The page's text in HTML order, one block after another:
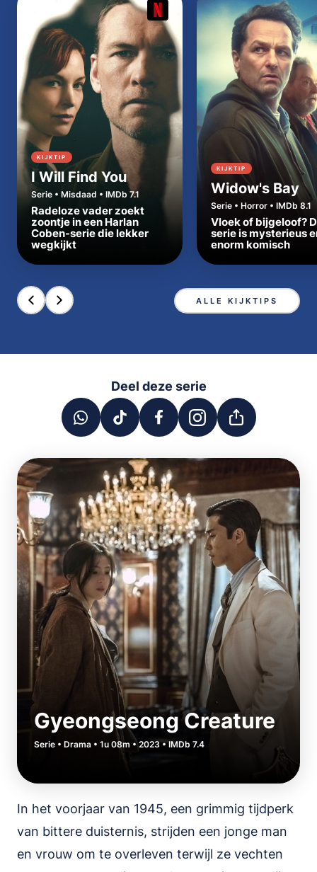
KIJKTIP
I Will Find You
Serie • Misdaad • IMDb 7.1
Radeloze vader zoekt
zoontje in een Harlan
Coben-serie die lekker
wegkijkt
KIJKTIP
Widow's Bay
Serie • Horror • IMDb 8.1
Vloek of bijgeloof?
serie is mysterieus
enorm komisch
ALLE KIJKTIPS
Deel deze serie
Gyeongseong Creature
Serie • Drama • 1u 08m • 2023 • IMDb 7.4
In het voorjaar van 1945, een grimmig tijdperk
van bittere duisternis, strijden een jonge man
en vrouw om te overleven terwijl ze vechten